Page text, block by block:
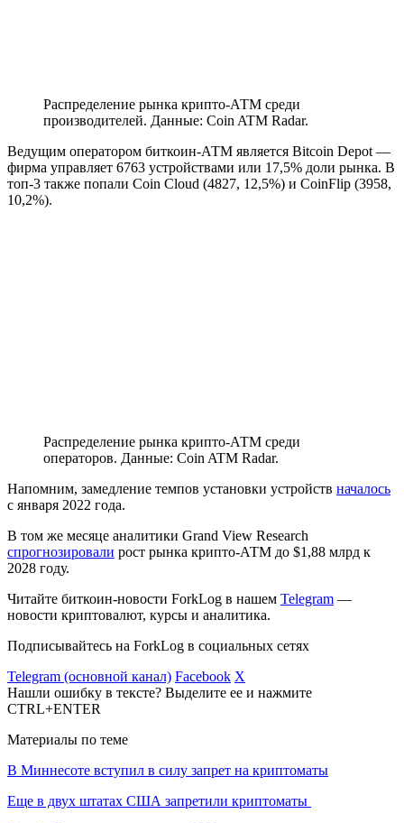
Распределение рынка крипто-АТМ среди
производителей. Данные: Coin ATM Radar.
Ведущим оператором биткоин-АТМ является Bitcoin Depot —
фирма управляет 6763 устройствами или 17,5% доли рынка. В
топ-3 также попали Coin Cloud (4827, 12,5%) и CoinFlip (3958,
10,2%).
Распределение рынка крипто-АТМ среди
операторов. Данные: Coin ATM Radar.
Напомним, замедление темпов установки устройств началось
с января 2022 года.
В том же месяце аналитики Grand View Research
спрогнозировали рост рынка крипто-АТМ до $1,88 млрд к
2028 году.
Читайте биткоин-новости ForkLog в нашем Telegram —
новости криптовалют, курсы и аналитика.
Подписывайтесь на ForkLog в социальных сетях
Telegram (основной канал) Facebook X
Нашли ошибку в тексте? Выделите ее и нажмите
CTRL+ENTER
Материалы по теме
В Миннесоте вступил в силу запрет на криптоматы
Еще в двух штатах США запретили криптоматы